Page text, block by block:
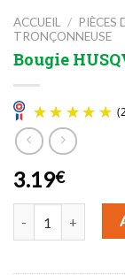
ACCUEIL / PIÈCES
TRONÇONNEUSE
Bougie
3.19€